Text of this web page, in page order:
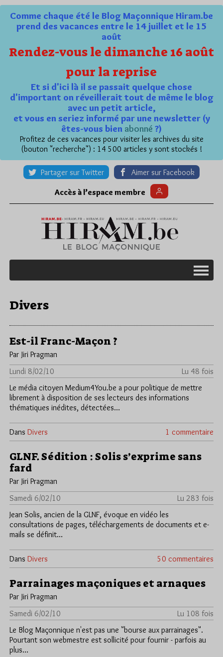
Comme chaque été le Blog Maçonnique Hiram.be
prend des vacances entre le 14 juillet et le 15
août
Rendez-vous le dimanche 16 août
pour la reprise
Et si d'ici là il se passait quelque chose
d'important on réveillerait tout de même le blog
avec un petit article,
et vous en seriez informé par une newsletter (y
êtes-vous bien abonné ?)
Profitez de ces vacances pour visiter les archives du site
(bouton "recherche") : 14 500 articles y sont stockés !
Partager sur Twitter Aimer sur Facebook
Accès à l’espace membre
Divers
Est-il Franc-Maçon ?
Par Jiri Pragman
Lundi 8/02/10
Lu 48 fois
Le média citoyen Medium4You.be a pour politique de mettre
librement à disposition de ses lecteurs des informations
thématiques inédites, détectées…
Dans Divers 1 commentaire
GLNF. Sédition : Solis s’exprime sans
fard
Par Jiri Pragman
Samedi 6/02/10
Lu 283 fois
Jean Solis, ancien de la GLNF, évoque en vidéo les
consultations de pages, téléchargements de documents et e-
mails se définit…
Dans Divers 50 commentaires
Parrainages maçoniques et arnaques
Par Jiri Pragman
Samedi 6/02/10
Lu 108 fois
Le Blog Maçonnique n'est pas une "bourse aux parrainages".
Pourtant son webmestre est sollicité pour fournir - parfois au
plus…